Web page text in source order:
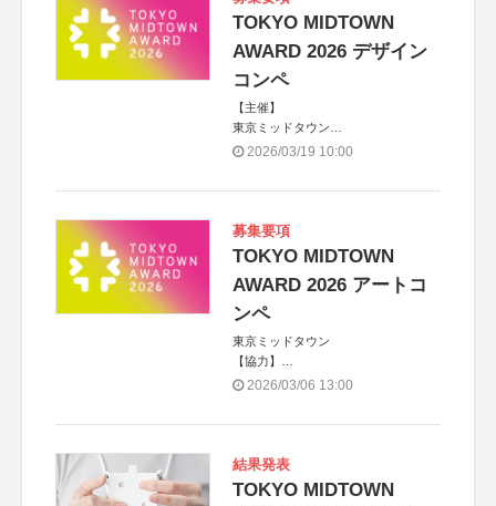
TOKYO MIDTOWN
AWARD 2026 デザイン
コンペ
【主催】
東京ミッドタウン
【協力】
Ripple Collective
2026/03/19 10:00
募集要項
TOKYO MIDTOWN
AWARD 2026 アートコ
ンペ
東京ミッドタウン
【協力】
合同会社生活と表現
【パートナー】
三井デザインテック株式会社
2026/03/06 13:00
結果発表
TOKYO MIDTOWN